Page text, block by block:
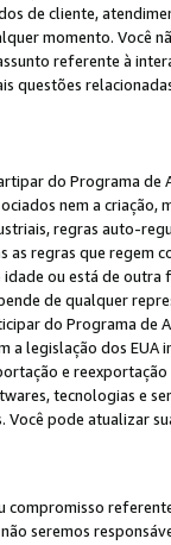
de cliente,
momento. Você
referente à
questões
do Programa
nem a
regras auto-
regras que regem
ou está de
de qualquer
do Programa
a legislação dos
e
tecnologias e
Você pode atualizar
compromisso
seremos